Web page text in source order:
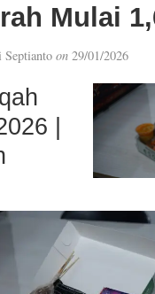
Mulai
on 29/01/2026
|